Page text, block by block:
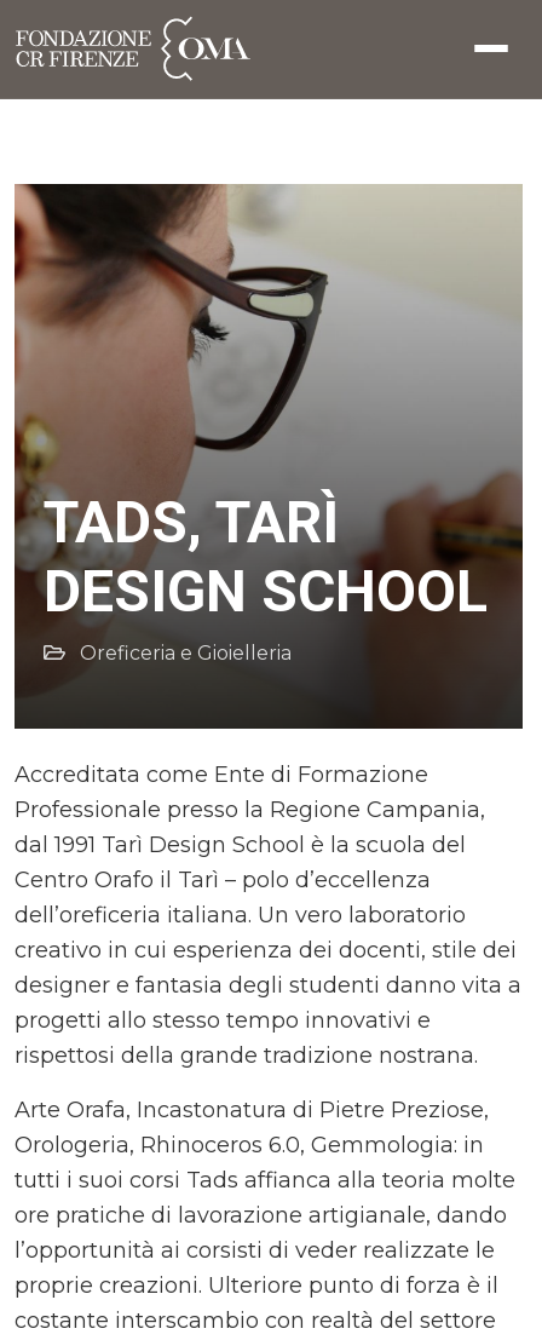
TADS, TARÌ
DESIGN SCHOOL
Oreficeria e Gioielleria
Accreditata come Ente di Formazione
Professionale presso la Regione Campania,
dal 1991 Tarì Design School è la scuola del
Centro Orafo il Tarì – polo d’eccellenza
dell’oreficeria italiana. Un vero laboratorio
creativo in cui esperienza dei docenti, stile dei
designer e fantasia degli studenti danno vita a
progetti allo stesso tempo innovativi e
rispettosi della grande tradizione nostrana.
Arte Orafa, Incastonatura di Pietre Preziose,
Orologeria, Rhinoceros 6.0, Gemmologia: in
tutti i suoi corsi Tads affianca alla teoria molte
ore pratiche di lavorazione artigianale, dando
l’opportunità ai corsisti di veder realizzate le
proprie creazioni. Ulteriore punto di forza è il
costante interscambio con realtà del settore